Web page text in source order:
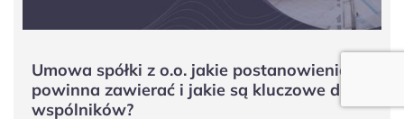
Umowa spółki z o.o. jakie postanowienia
powinna zawierać i jakie są kluczowe dla
wspólników?